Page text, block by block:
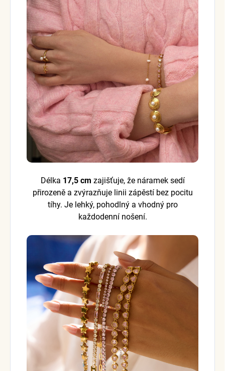
Délka 17,5 cm zajišťuje, že náramek sedí
přirozeně a zvýrazňuje linii zápěstí bez pocitu
tíhy. Je lehký, pohodlný a vhodný pro
každodenní nošení.